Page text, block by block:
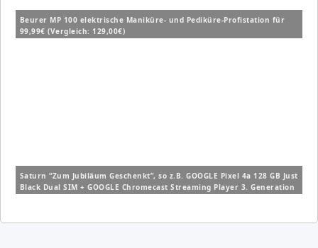
Beurer MP 100 elektrische Maniküre- und Pediküre-Profistation für
99,99€ (Vergleich: 129,00€)
Saturn “Zum Jubiläum Geschenkt”, so z.B. GOOGLE Pixel 4a 128 GB Just
Black Dual SIM + GOOGLE Chromecast Streaming Player 3. Generation